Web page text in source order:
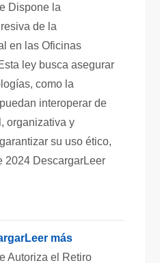
Dispone la
de la
en las Oficinas
ley busca asegurar
como la
interoperar de
organizativa y
su uso ético,
2024 DescargarLeer
más
Autoriza el Retiro